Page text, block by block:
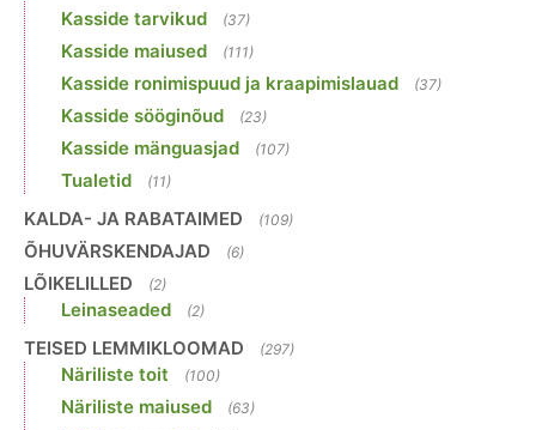
Kasside tarvikud (37)
Kasside maiused (111)
Kasside ronimispuud ja kraapimislauad (37)
Kasside sööginõud (23)
Kasside mänguasjad (107)
Tualetid (11)
KALDA- JA RABATAIMED (109)
ÕHUVÄRSKENDAJAD (6)
LÕIKELILLED (2)
Leinaseaded (2)
TEISED LEMMIKLOOMAD (297)
Näriliste toit (100)
Näriliste maiused (63)